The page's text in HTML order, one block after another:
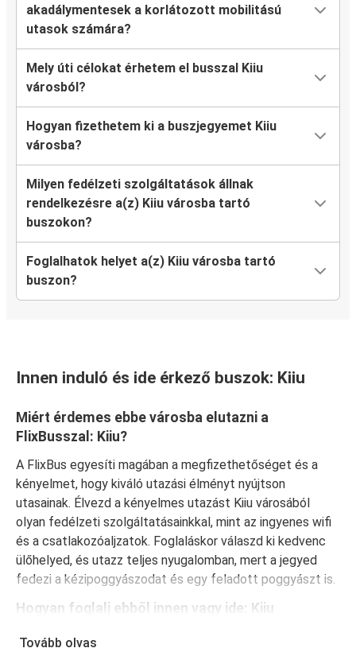
akadálymentesek a korlátozott mobilitású
utasok számára?
Mely úti célokat érhetem el busszal Kiiu
városból?
Hogyan fizethetem ki a buszjegyemet Kiiu
városba?
Milyen fedélzeti szolgáltatások állnak
rendelkezésre a(z) Kiiu városba tartó
buszokon?
Foglalhatok helyet a(z) Kiiu városba tartó
buszon?
Innen induló és ide érkező buszok: Kiiu
Miért érdemes ebbe városba elutazni a
FlixBusszal: Kiiu?
A FlixBus egyesíti magában a megfizethetőséget és a
kényelmet, hogy kiváló utazási élményt nyújtson
utasainak. Élvezd a kényelmes utazást Kiiu városából
olyan fedélzeti szolgáltatásainkkal, mint az ingyenes wifi
és a csatlakozóaljzatok. Foglaláskor válaszd ki kedvenc
ülőhelyed, és utazz teljes nyugalomban, mert a jegyed
fedezi a kézipoggyászodat és egy feladott poggyászt is.
Hogyan foglalj ebből innen vagy ide: Kiiu
A jegyfoglalás a FlixBusnál gyerekjáték: a FlixBus App
Tovább olvas